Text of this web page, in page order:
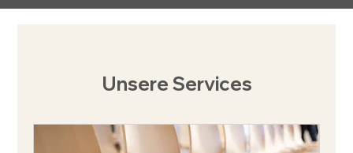
Unsere Services